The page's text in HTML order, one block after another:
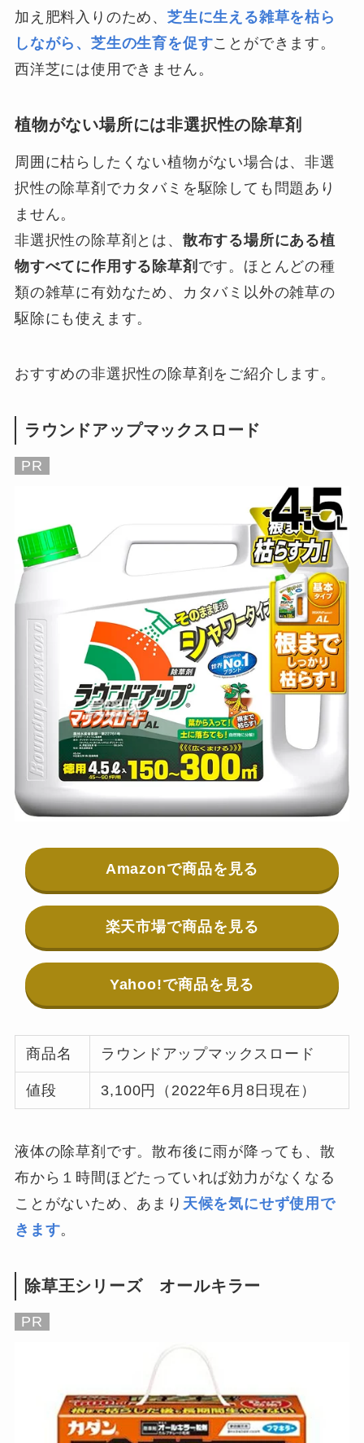
加え肥料入りのため、 芝生に生える雑草を枯ら
しながら、芝生の生育を促すことができます。
西洋芝には使用できません。
植物がない場所には非選択性の除草剤
周囲に枯らしたくない植物がない場合は、非選
択性の除草剤でカタバミを駆除しても問題あり
ません。
非選択性の除草剤とは、 散布する場所にある植
物すべてに作用する除草剤 です。ほとんどの種
類の雑草に有効なため、カタバミ以外の雑草の
駆除にも使えます。
おすすめの非選択性の除草剤をご紹介します。
ラウンドアップマックスロード
PR
Amazonで商品を見る
楽天市場で商品を見る
Yahoo!で商品を見る
商品名 ラウンドアップマックスロード
値段 3,100円（2022年6月8日現在）
液体の除草剤です。散布後に雨が降っても、散
布から１時間ほどたっていれば効力がなくなる
ことがないため、あまり 天候を気にせず使用で
きます。
除草王シリーズ オールキラー
PR